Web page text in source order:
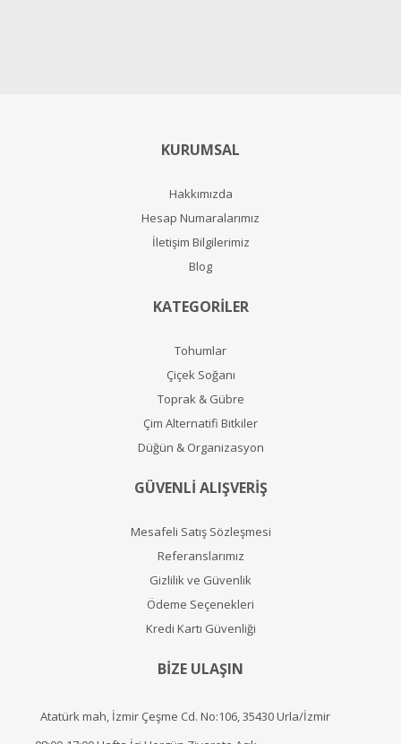
KURUMSAL
Hakkımızda
Hesap Numaralarımız
İletişim Bilgilerimiz
Blog
KATEGORİLER
Tohumlar
Çiçek Soğanı
Toprak & Gübre
Çim Alternatifi Bitkiler
Düğün & Organizasyon
GÜVENLİ ALIŞVERİŞ
Mesafeli Satış Sözleşmesi
Referanslarımız
Gizlilik ve Güvenlik
Ödeme Seçenekleri
Kredi Kartı Güvenliği
BİZE ULAŞIN
Atatürk mah, İzmir Çeşme Cd. No:106, 35430 Urla/İzmir